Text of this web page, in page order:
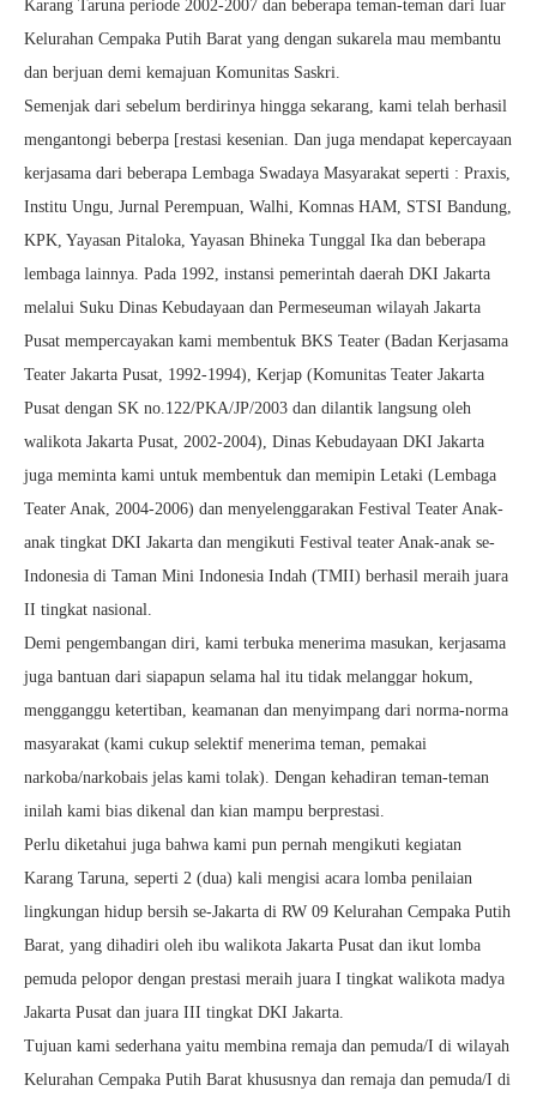
Karang Taruna periode 2002-2007 dan beberapa teman-teman dari luar
Kelurahan Cempaka Putih Barat yang dengan sukarela mau membantu
dan berjuan demi kemajuan Komunitas Saskri.
Semenjak dari sebelum berdirinya hingga sekarang, kami telah berhasil
mengantongi beberpa [restasi kesenian. Dan juga mendapat kepercayaan
kerjasama dari beberapa Lembaga Swadaya Masyarakat seperti : Praxis,
Institu Ungu, Jurnal Perempuan, Walhi, Komnas HAM, STSI Bandung,
KPK, Yayasan Pitaloka, Yayasan Bhineka Tunggal Ika dan beberapa
lembaga lainnya. Pada 1992, instansi pemerintah daerah DKI Jakarta
melalui Suku Dinas Kebudayaan dan Permeseuman wilayah Jakarta
Pusat mempercayakan kami membentuk BKS Teater (Badan Kerjasama
Teater Jakarta Pusat, 1992-1994), Kerjap (Komunitas Teater Jakarta
Pusat dengan SK no.122/PKA/JP/2003 dan dilantik langsung oleh
walikota Jakarta Pusat, 2002-2004), Dinas Kebudayaan DKI Jakarta
juga meminta kami untuk membentuk dan memipin Letaki (Lembaga
Teater Anak, 2004-2006) dan menyelenggarakan Festival Teater Anak-
anak tingkat DKI Jakarta dan mengikuti Festival teater Anak-anak se-
Indonesia di Taman Mini Indonesia Indah (TMII) berhasil meraih juara
II tingkat nasional.
Demi pengembangan diri, kami terbuka menerima masukan, kerjasama
juga bantuan dari siapapun selama hal itu tidak melanggar hokum,
mengganggu ketertiban, keamanan dan menyimpang dari norma-norma
masyarakat (kami cukup selektif menerima teman, pemakai
narkoba/narkobais jelas kami tolak). Dengan kehadiran teman-teman
inilah kami bias dikenal dan kian mampu berprestasi.
Perlu diketahui juga bahwa kami pun pernah mengikuti kegiatan
Karang Taruna, seperti 2 (dua) kali mengisi acara lomba penilaian
lingkungan hidup bersih se-Jakarta di RW 09 Kelurahan Cempaka Putih
Barat, yang dihadiri oleh ibu walikota Jakarta Pusat dan ikut lomba
pemuda pelopor dengan prestasi meraih juara I tingkat walikota madya
Jakarta Pusat dan juara III tingkat DKI Jakarta.
Tujuan kami sederhana yaitu membina remaja dan pemuda/I di wilayah
Kelurahan Cempaka Putih Barat khususnya dan remaja dan pemuda/I di